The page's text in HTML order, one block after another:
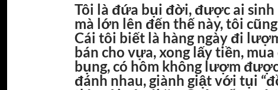
Tôi là đứa bụi đời, được ai sinh
mà lớn lên đến thế này, tôi
Cái tôi biết là hàng ngày đi
bán cho vựa, xong lấy tiền,
bụng, có hôm không lượm
đánh nhau, giành giật với tụi